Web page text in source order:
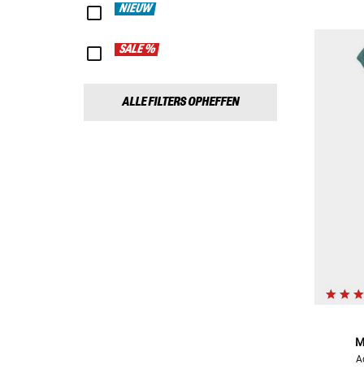
NIEUW
SALE %
ALLE FILTERS OPHEFFEN